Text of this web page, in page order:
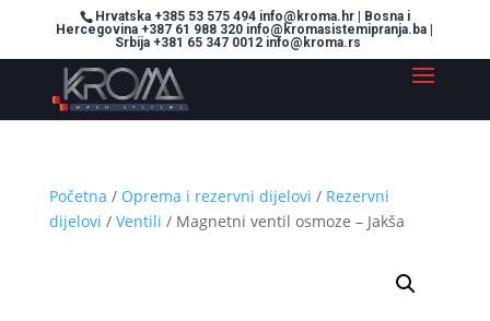
Hrvatska +385 53 575 494 info@kroma.hr | Bosna i
Hercegovina +387 61 988 320 info@kromasistemipranja.ba |
Srbija +381 65 347 0012 info@kroma.rs
Početna / Oprema i rezervni dijelovi / Rezervni
dijelovi / Ventili / Magnetni ventil osmoze – Jakša